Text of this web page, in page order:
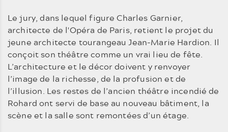
Le jury, dans lequel figure Charles Garnier,
architecte de l'Opéra de Paris, retient le projet du
jeune architecte tourangeau Jean-Marie Hardion. Il
conçoit son théâtre comme un vrai lieu de fête.
L’architecture et le décor doivent y renvoyer
l’image de la richesse, de la profusion et de
l’illusion. Les restes de l’ancien théâtre incendié de
Rohard ont servi de base au nouveau bâtiment, la
scène et la salle sont remontées d’un étage.